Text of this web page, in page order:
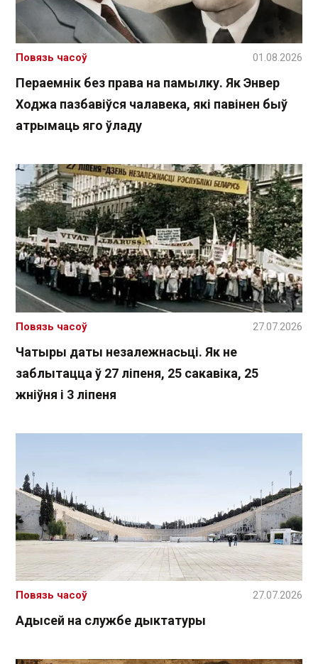
Пераемнік без права на памылку. Як Энвер
Ходжа пазбавіўся чалавека, які павінен быў
атрымаць яго ўладу
Повязь часоў 01.08.2026
Чатыры даты незалежнасьці. Як не
заблытацца ў 27 ліпеня, 25 сакавіка, 25
жніўня і 3 ліпеня
Повязь часоў 27.07.2026
Адысей на службе дыктатуры
Повязь часоў 27.07.2026